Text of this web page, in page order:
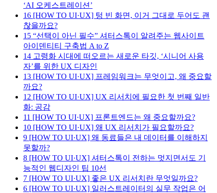
‘AI 오케스트레이션’
16 [HOW TO UI·UX] 텅 빈 화면, 이거 그대로 두어도 괜
찮을까요?
15 “선택이 아닌 필수” 셔터스톡이 알려주는 웹사이트
아이덴티티 구축법 A to Z
14 고령화 시대에 떠오르는 새로운 타깃, ‘시니어 사용
자’를 위한 UX 디자인
13 [HOW TO UI·UX] 프레임워크는 무엇이고, 왜 중요할
까요?
12 [HOW TO UI·UX] UX 리서치에 필요한 첫 번째 일반
화: 공감
11 [HOW TO UI·UX] 프론트엔드는 왜 중요할까요?
10 [HOW TO UI·UX] 왜 UX 리서치가 필요할까요?
9 [HOW TO UI·UX] 왜 동료들은 내 데이터를 이해하지
못할까?
8 [HOW TO UI·UX] 셔터스톡이 전하는 멋지면서도 기
능적인 웹디자인 팁 10선
7 [HOW TO UI·UX] 좋은 UX 리서치란 무엇일까요?
6 [HOW TO UI·UX] 일러스트레이터의 실무 작업은 어